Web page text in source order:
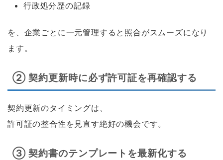
行政処分歴の記録
を、企業ごとに一元管理すると照合がスムーズになり
ます。
② 契約更新時に必ず許可証を再確認する
契約更新のタイミングは、
許可証の整合性を見直す絶好の機会です。
③ 契約書のテンプレートを最新化する